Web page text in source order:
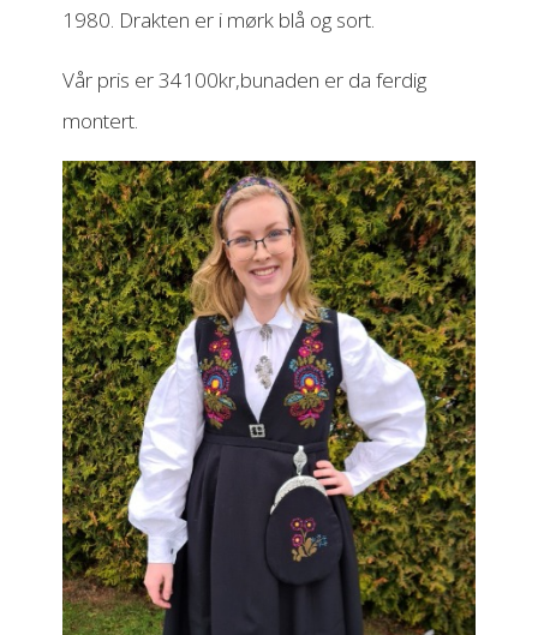
1980. Drakten er i mørk blå og sort.
Vår pris er 34100kr,bunaden er da ferdig
montert.